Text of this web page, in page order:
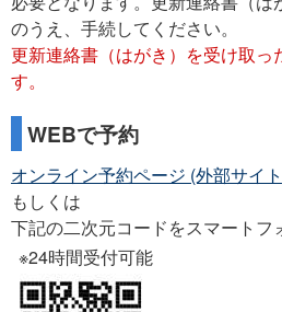
のうえ、手続してください。
更新連絡書（はがき）を受け取っ
す。
WEBで予約
オンライン予約ページ (外部サイ
もしくは
下記の二次元コードをスマートフ
24時間受付可能